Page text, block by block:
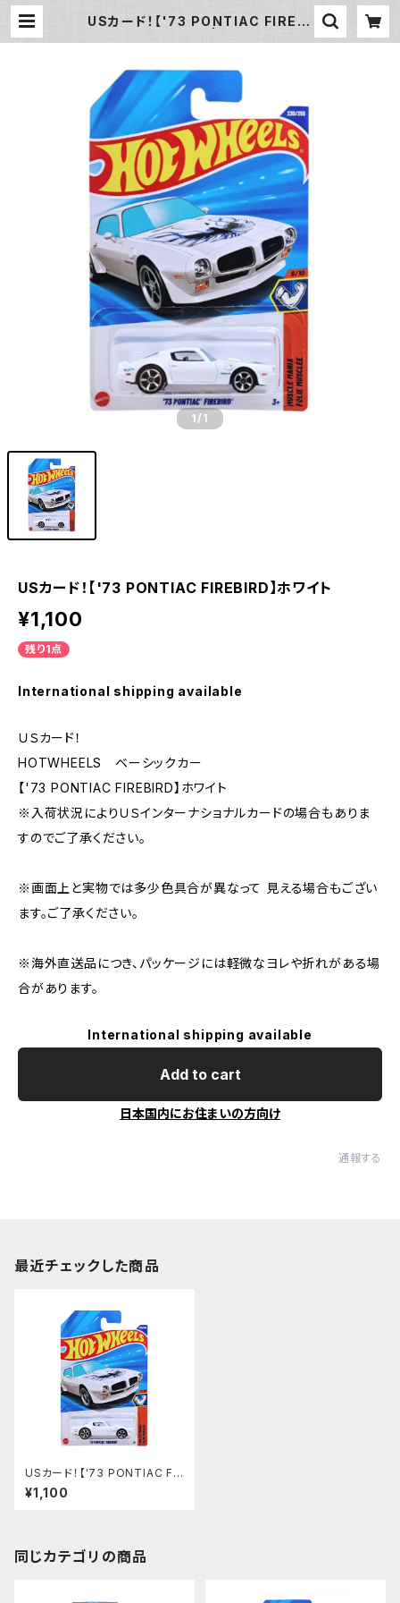
USカード！【'73 PONTIAC FIREBI
1 /1
USカード！【'73 PONTIAC FIREBIRD】ホワイト
¥1,100
残り1点
International shipping available
ＵＳカード！
HOTWHEELS ベーシックカー
【'73 PONTIAC FIREBIRD】ホワイト
※入荷状況によりＵＳインターナショナルカードの場合もありま
すのでご了承ください。
※画面上と実物では多少色具合が異なって 見える場合もござい
ます。ご了承ください。
※海外直送品につき、パッケージには軽微なヨレや折れがある場
合があります。
International shipping available
Add to cart
日本国内にお住まいの方向け
通報する
最近チェックした商品
USカード！【'73 PONTIAC FI
REBIRD】ホワイト
¥1,100
同じカテゴリの商品